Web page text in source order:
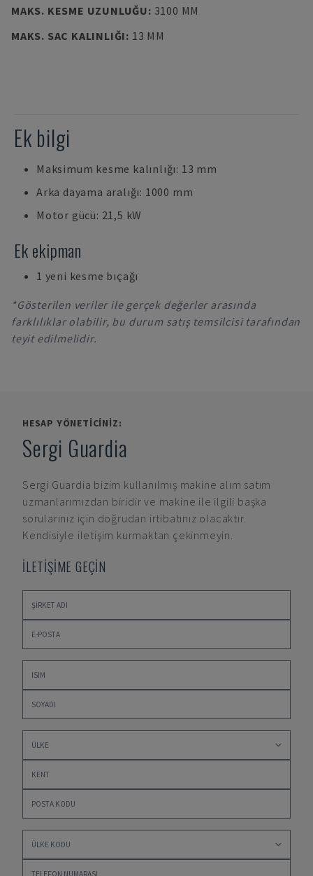
MAKS. KESME UZUNLUĞU: 3100 MM
MAKS. SAC KALINLIĞI: 13 MM
Ek bilgi
Maksimum kesme kalınlığı: 13 mm
Arka dayama aralığı: 1000 mm
Motor gücü: 21,5 kW
Ek ekipman
1 yeni kesme bıçağı
*Gösterilen veriler ile gerçek değerler arasında
farklılıklar olabilir, bu durum satış temsilcisi tarafından
teyit edilmelidir.
HESAP YÖNETICINIZ:
Sergi Guardia
Sergi Guardia bizim kullanılmış makine alım satım
uzmanlarımızdan biridir ve makine ile ilgili başka
sorularınız için doğrudan irtibatınız olacaktır.
Kendisiyle iletişim kurmaktan çekinmeyin.
İLETİŞİME GEÇİN